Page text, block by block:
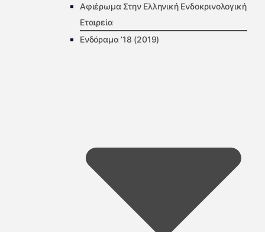
Αφιέρωμα Στην Ελληνική Ενδοκρινολογική
Εταιρεία
Ενδόραμα ’18 (2019)